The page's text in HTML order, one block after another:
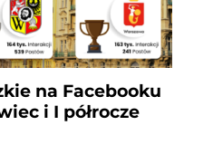
na Facebooku
i I półrocze